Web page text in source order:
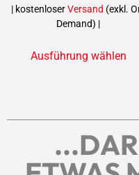
| kostenloserVersand (exkl.
Demand) |
Ausführung wählen